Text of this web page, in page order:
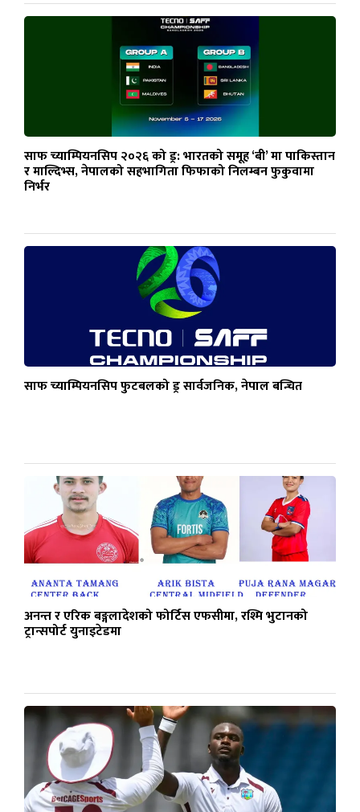
साफ च्याम्पियनसिप २०२६ को ड्र: भारतको समूह ‘बी’ मा पाकिस्तान
र माल्दिभ्स, नेपालको सहभागिता फिफाको निलम्बन फुकुवामा
निर्भर
साफ च्याम्पियनसिप फुटबलको ड्र सार्वजनिक, नेपाल बन्चित
अनन्त र एरिक बङ्गलादेशको फोर्टिस एफसीमा, रश्मि भुटानको
ट्रान्सपोर्ट युनाइटेडमा